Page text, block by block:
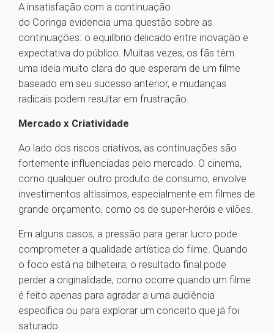
A insatisfação com a continuação
do Coringa evidencia uma questão sobre as
continuações: o equilíbrio delicado entre inovação e
expectativa do público. Muitas vezes, os fãs têm
uma ideia muito clara do que esperam de um filme
baseado em seu sucesso anterior, e mudanças
radicais podem resultar em frustração.
Mercado x Criatividade
Ao lado dos riscos criativos, as continuações são
fortemente influenciadas pelo mercado. O cinema,
como qualquer outro produto de consumo, envolve
investimentos altíssimos, especialmente em filmes de
grande orçamento, como os de super-heróis e vilões.
Em alguns casos, a pressão para gerar lucro pode
comprometer a qualidade artística do filme. Quando
o foco está na bilheteira, o resultado final pode
perder a originalidade, como ocorre quando um filme
é feito apenas para agradar a uma audiência
específica ou para explorar um conceito que já foi
saturado.